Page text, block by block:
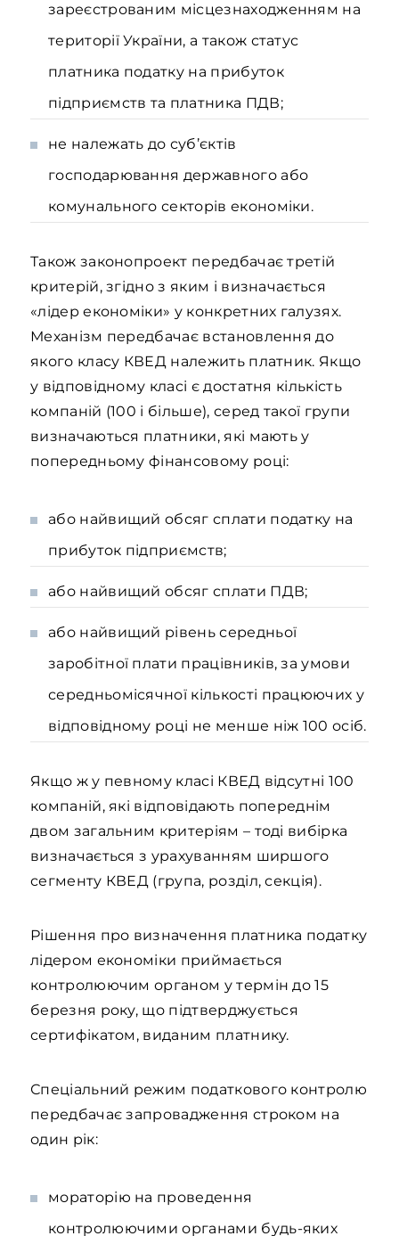
зареєстрованим місцезнаходженням на
території України, а також статус
платника податку на прибуток
підприємств та платника ПДВ;
не належать до суб’єктів
господарювання державного або
комунального секторів економіки.
Також законопроект передбачає третій
критерій, згідно з яким і визначається
«лідер економіки» у конкретних галузях.
Механізм передбачає встановлення до
якого класу КВЕД належить платник. Якщо
у відповідному класі є достатня кількість
компаній (100 і більше), серед такої групи
визначаються платники, які мають у
попередньому фінансовому році:
або найвищий обсяг сплати податку на
прибуток підприємств;
або найвищий обсяг сплати ПДВ;
або найвищий рівень середньої
заробітної плати працівників, за умови
середньомісячної кількості працюючих у
відповідному році не менше ніж 100 осіб.
Якщо ж у певному класі КВЕД відсутні 100
компаній, які відповідають попереднім
двом загальним критеріям – тоді вибірка
визначається з урахуванням ширшого
сегменту КВЕД (група, розділ, секція).
Рішення про визначення платника податку
лідером економіки приймається
контролюючим органом у термін до 15
березня року, що підтверджується
сертифікатом, виданим платнику.
Спеціальний режим податкового контролю
передбачає запровадження строком на
один рік:
мораторію на проведення
контролюючими органами будь-яких